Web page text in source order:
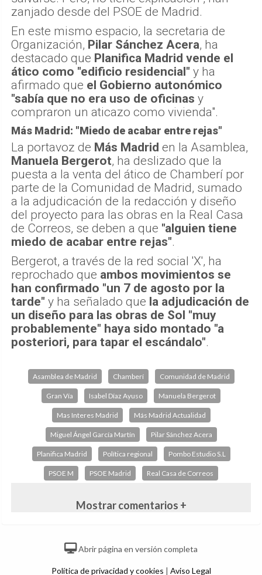
zanjado desde del PSOE de Madrid.
En este mismo espacio, la secretaria de
Organización, Pilar Sánchez Acera, ha
destacado que Planifica Madrid vende el
ático como "edificio residencial" y ha
afirmado que el Gobierno autonómico
"sabía que no era uso de oficinas y
compraron un aticazo como vivienda".
Más Madrid: "Miedo de acabar entre rejas"
La portavoz de Más Madrid en la Asamblea,
Manuela Bergerot, ha deslizado que la
puesta a la venta del ático de Chamberí por
parte de la Comunidad de Madrid, sumado
a la adjudicación de la redacción y diseño
del proyecto para las obras en la Real Casa
de Correos, se deben a que "alguien tiene
miedo de acabar entre rejas".
Bergerot, a través de la red social 'X', ha
reprochado que ambos movimientos se
han confirmado "un 7 de agosto por la
tarde" y ha señalado que la adjudicación de
un diseño para las obras de Sol "muy
probablemente" haya sido montado "a
posteriori, para tapar el escándalo".
Asamblea de Madrid Chamberí Comunidad de Madrid
Gran Vía Isabel Díaz Ayuso Manuela Bergerot
Mas Interes Madrid Más Madrid Actualidad
Miguel Ángel García Martín Pilar Sánchez Acera
Planifica Madrid Política regional Pombo Estudio S.L
PSOE M PSOE Madrid Real Casa de Correos
Mostrar comentarios +
Abrir página en versión completa
Política de privacidad y cookies | Aviso Legal